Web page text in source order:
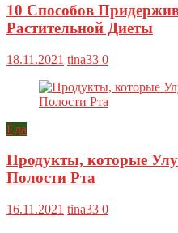
10 Способов
Растительной Диеты
18.11.2021 tina33 0
Еда
Продукты, которые
Полости Рта
16.11.2021 tina33 0